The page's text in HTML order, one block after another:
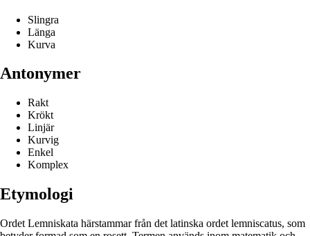
Slingra
Länga
Kurva
Antonymer
Rakt
Krökt
Linjär
Kurvig
Enkel
Komplex
Etymologi
Ordet Lemniskata härstammar från det latinska ordet lemniscatus, som